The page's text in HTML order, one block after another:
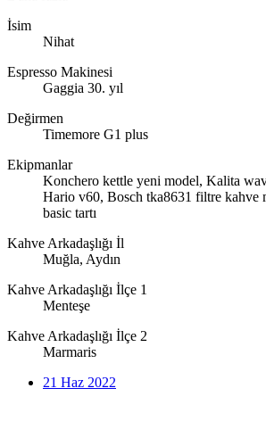
İsim
Nihat
Espresso Makinesi
Gaggia 30. yıl
Değirmen
Timemore G1 plus
Ekipmanlar
Konchero kettle yeni model, Kalita
Hario v60, Bosch tka8631 filtre kahve
basic tartı
Kahve Arkadaşlığı İl
Muğla, Aydın
Kahve Arkadaşlığı İlçe 1
Menteşe
Kahve Arkadaşlığı İlçe 2
Marmaris
21 Haz 2022